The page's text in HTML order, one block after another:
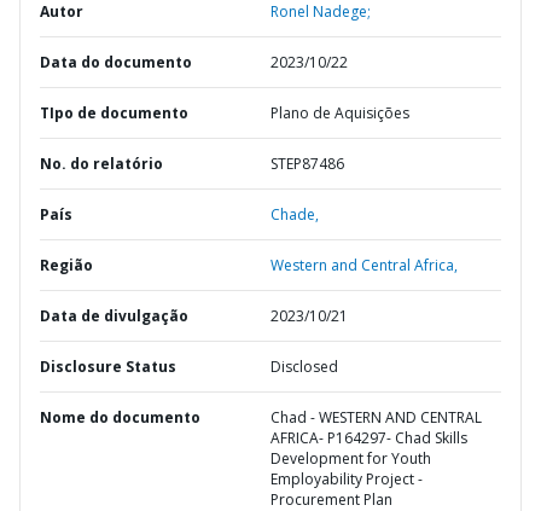
Autor Ronel Nadege;
Data do documento 2023/10/22
TIpo de documento Plano de Aquisições
No. do relatório STEP87486
País Chade,
Região Western and Central Africa,
Data de divulgação 2023/10/21
Disclosure Status Disclosed
Nome do documento
Chad - WESTERN AND CENTRAL
AFRICA- P164297- Chad Skills
Development for Youth
Employability Project -
Procurement Plan